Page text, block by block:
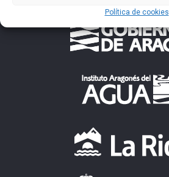
Política de cookies